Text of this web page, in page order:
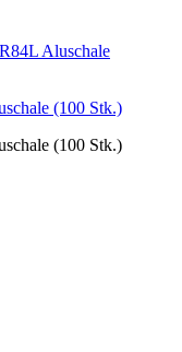
(100 Stk.)
(100 Stk.)